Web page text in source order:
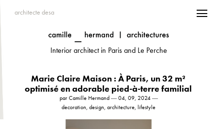
architecte desa
Interior architect in Paris and Le Perche
Marie Claire Maison : À Paris, un 32 m²
optimisé en adorable pied-à-terre familial
par Camille Hermand ― 04, 09, 2024 ―
decoration, design, architecture, lifestyle